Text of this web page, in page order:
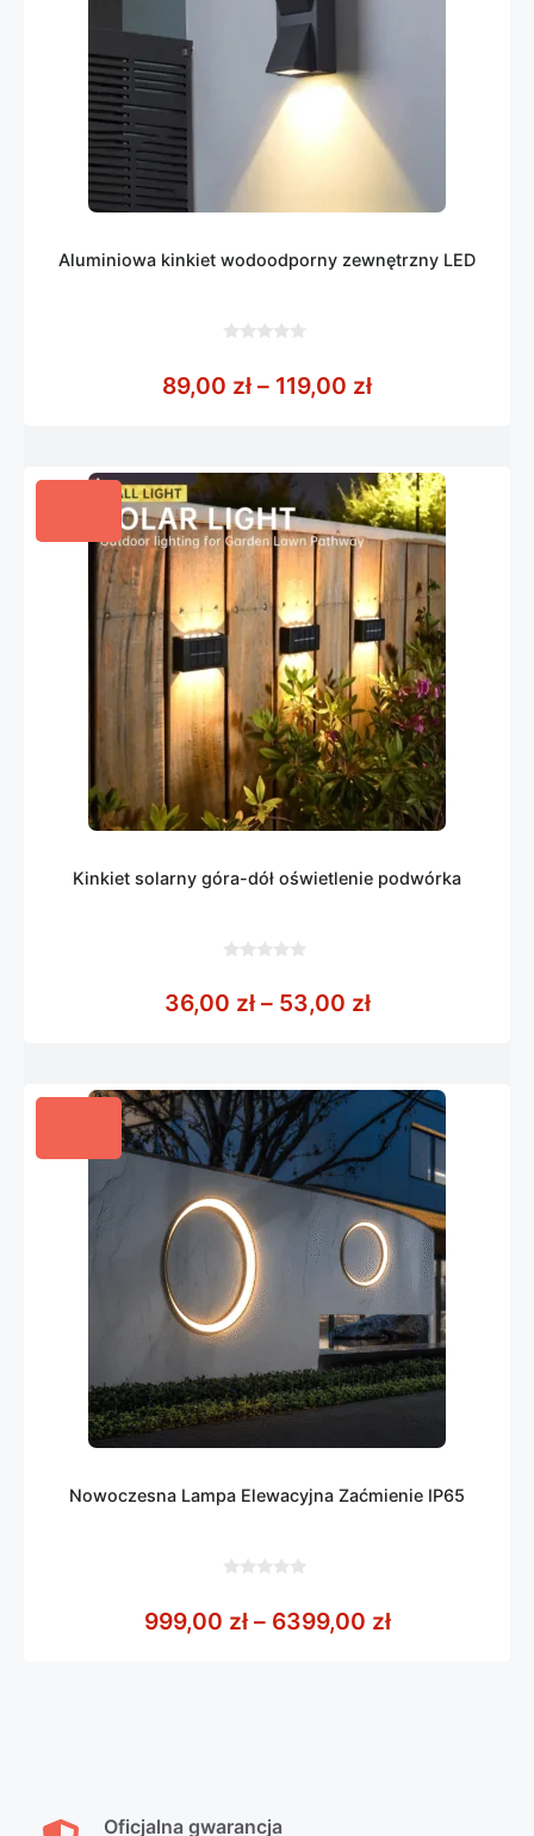
Aluminiowa kinkiet wodoodporny zewnętrzny LED
5
89,00 zł – 119,00 złZakres cen:
Kinkiet solarny góra-dół oświetlenie podwórka
5
36,00 zł – 53,00 złZakres cen:
Nowoczesna Lampa Elewacyjna Zaćmienie IP65
5
999,00 zł – 6399,00 złZakres cen:
Oficjalna gwarancja